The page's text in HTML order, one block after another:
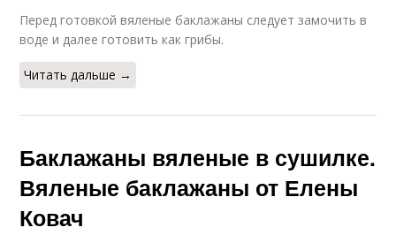
Перед готовкой вяленые баклажаны следует замочить в
воде и далее готовить как грибы.
Читать дальше →
Баклажаны вяленые в сушилке.
Вяленые баклажаны от Елены
Ковач